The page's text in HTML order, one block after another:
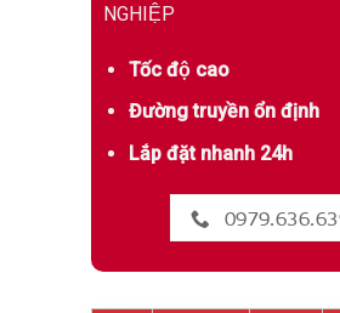
NGHIỆP
Tốc độ cao
Đường truyền ổn định
Lắp đặt nhanh 24h